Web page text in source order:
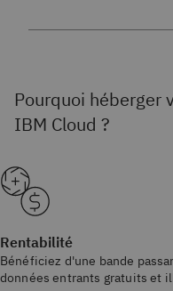
Pourquoi héberger
IBM Cloud ?
Rentabilité
Bénéficiez d'une bande
données entrants gratuits et